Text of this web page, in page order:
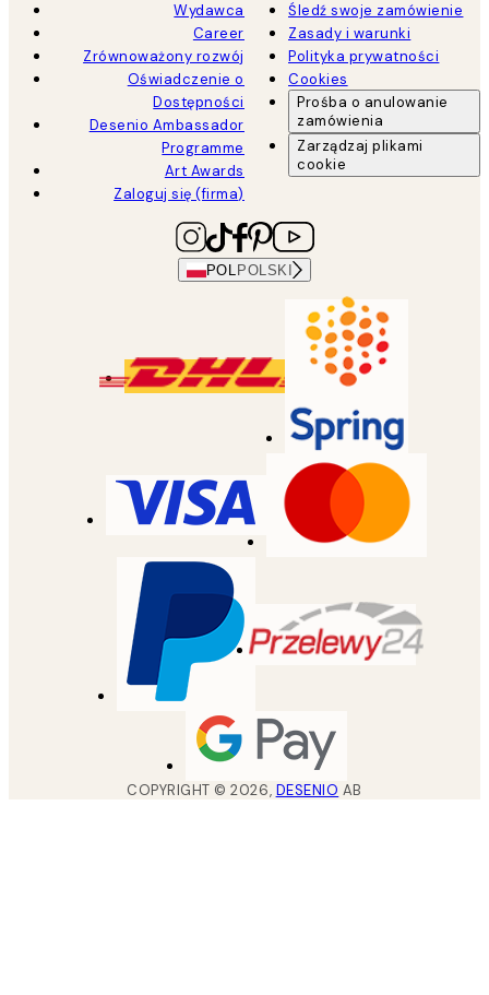
Wydawca
Career
Zrównoważony rozwój
Oświadczenie o
Dostępności
Desenio Ambassador
Programme
Art Awards
Zaloguj się (firma)
Śledź swoje zamówienie
Zasady i warunki
Polityka prywatności
Cookies
Prośba o anulowanie
zamówienia
Zarządzaj plikami
cookie
POL POLSKI
COPYRIGHT ©2026, DESENIO AB